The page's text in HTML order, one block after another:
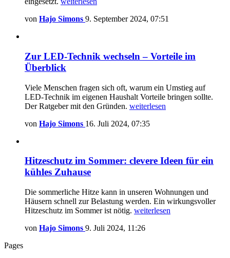
von Hajo Simons 9. September 2024, 07:51
Zur LED-Technik wechseln – Vorteile im
Überblick
Viele Menschen fragen sich oft, warum ein Umstieg auf
LED-Technik im eigenen Haushalt Vorteile bringen sollte.
Der Ratgeber mit den Gründen. weiterlesen
von Hajo Simons 16. Juli 2024, 07:35
Hitzeschutz im Sommer: clevere Ideen für ein
kühles Zuhause
Die sommerliche Hitze kann in unseren Wohnungen und
Häusern schnell zur Belastung werden. Ein wirkungsvoller
Hitzeschutz im Sommer ist nötig. weiterlesen
von Hajo Simons 9. Juli 2024, 11:26
Pages